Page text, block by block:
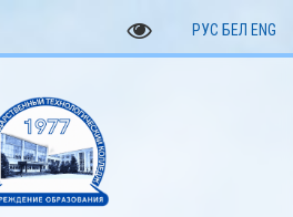
РУС БЕЛ ENG